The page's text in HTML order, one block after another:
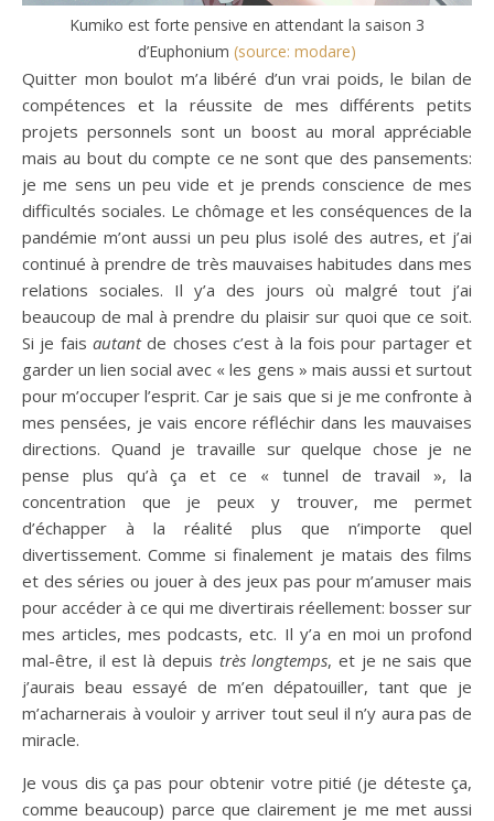
Kumiko est forte pensive en attendant la saison 3
d’Euphonium (source: modare)
Quitter mon boulot m’a libéré d’un vrai poids, le bilan de
compétences et la réussite de mes différents petits
projets personnels sont un boost au moral appréciable
mais au bout du compte ce ne sont que des pansements:
je me sens un peu vide et je prends conscience de mes
difficultés sociales. Le chômage et les conséquences de la
pandémie m’ont aussi un peu plus isolé des autres, et j’ai
continué à prendre de très mauvaises habitudes dans mes
relations sociales. Il y’a des jours où malgré tout j’ai
beaucoup de mal à prendre du plaisir sur quoi que ce soit.
Si je fais autantde choses c’est à la fois pour partager et
garder un lien social avec « les gens » mais aussi et surtout
pour m’occuper l’esprit. Car je sais que si je me confronte à
mes pensées, je vais encore réfléchir dans les mauvaises
directions. Quand je travaille sur quelque chose je ne
pense plus qu’à ça et ce « tunnel de travail », la
concentration que je peux y trouver, me permet
d’échapper à la réalité plus que n’importe quel
divertissement. Comme si finalement je matais des films
et des séries ou jouer à des jeux pas pour m’amuser mais
pour accéder à ce qui me divertirais réellement: bosser sur
mes articles, mes podcasts, etc. Il y’a en moi un profond
mal-être, il est là depuis très longtemps, et je ne sais que
j’aurais beau essayé de m’en dépatouiller, tant que je
m’acharnerais à vouloir y arriver tout seul il n’y aura pas de
miracle.
Je vous dis ça pas pour obtenir votre pitié (je déteste ça,
comme beaucoup) parce que clairement je me met aussi